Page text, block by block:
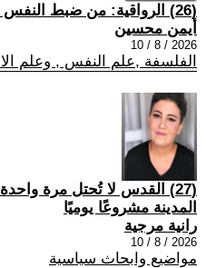
(26) الرواقية: من ضبط النفس إلى ضبط العامل
أيمن محسين
2026 / 8 / 10
الفلسفة ,علم النفس , وعلم
(27) القدس لا تُحتل مرة
المدينة مشروعًا يوميًا
رانية مرجية
2026 / 8 / 10
مواضيع وابحاث سياسية